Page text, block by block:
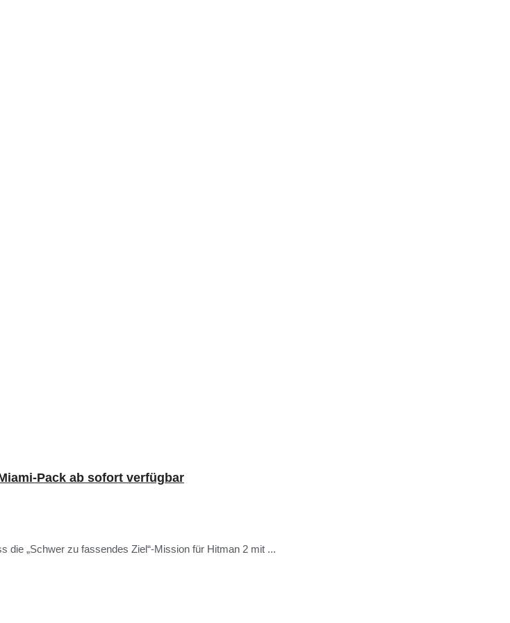
Pack ab sofort verfügbar
die „Schwer zu fassendes Ziel“-Mission für Hitman 2 mit ...